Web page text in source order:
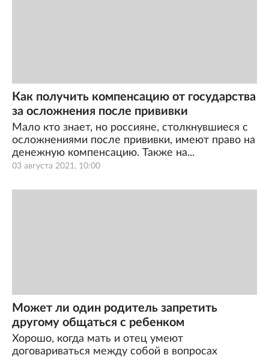
03 августа 2021, 10:00
Как получить компенсацию от государства
за осложнения после прививки
Мало кто знает, но россияне, столкнувшиеся с
осложнениями после прививки, имеют право на
денежную компенсацию. Также на...
Может ли один родитель запретить
другому общаться с ребенком
Хорошо, когда мать и отец умеют
договариваться между собой в вопросах